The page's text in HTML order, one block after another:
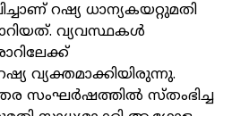
റഷ്യ ധാന്യകയറ്റുമതി
വ്യവസ്ഥകൾ
വ്യക്തമാക്കിയിരുന്നു.
സംഘർഷത്തിൽ സ്തംഭിച്ച